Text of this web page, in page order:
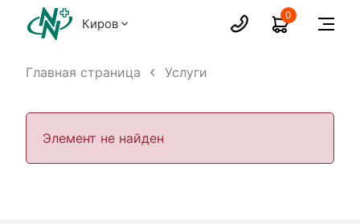
Киров
0
Главная страница Услуги
Элемент не найден